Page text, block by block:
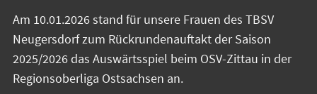
Am 10.01.2026 stand für unsere Frauen des TBSV
Neugersdorf zum Rückrundenauftakt der Saison
2025/2026 das Auswärtsspiel beim OSV-Zittau in der
Regionsoberliga Ostsachsen an.